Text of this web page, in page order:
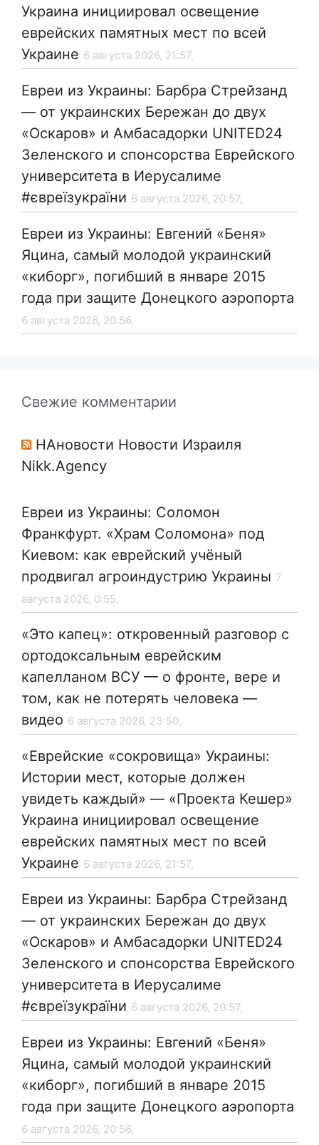
Украина инициировал освещение
еврейских памятных мест по всей
Украине 6 августа 2026, 21:57,
Евреи из Украины: Барбра Стрейзанд
— от украинских Бережан до двух
«Оскаров» и Амбасадорки UNITED24
Зеленского и спонсорства Еврейского
университета в Иерусалиме
#євреїзукраїни 6 августа 2026, 20:57,
Евреи из Украины: Евгений «Беня»
Яцина, самый молодой украинский
«киборг», погибший в январе 2015
года при защите Донецкого аэропорта
6 августа 2026, 20:56,
Свежие комментарии
НАновости Новости Израиля
Nikk.Agency
Евреи из Украины: Соломон
Франкфурт. «Храм Соломона» под
Киевом: как еврейский учёный
продвигал агроиндустрию Украины 7
августа 2026, 0:55,
«Это капец»: откровенный разговор с
ортодоксальным еврейским
капелланом ВСУ — о фронте, вере и
том, как не потерять человека —
видео 6 августа 2026, 23:50,
«Еврейские «сокровища» Украины:
Истории мест, которые должен
увидеть каждый» — «Проекта Кешер»
Украина инициировал освещение
еврейских памятных мест по всей
Украине 6 августа 2026, 21:57,
Евреи из Украины: Барбра Стрейзанд
— от украинских Бережан до двух
«Оскаров» и Амбасадорки UNITED24
Зеленского и спонсорства Еврейского
университета в Иерусалиме
#євреїзукраїни 6 августа 2026, 20:57,
Евреи из Украины: Евгений «Беня»
Яцина, самый молодой украинский
«киборг», погибший в январе 2015
года при защите Донецкого аэропорта
6 августа 2026, 20:56,